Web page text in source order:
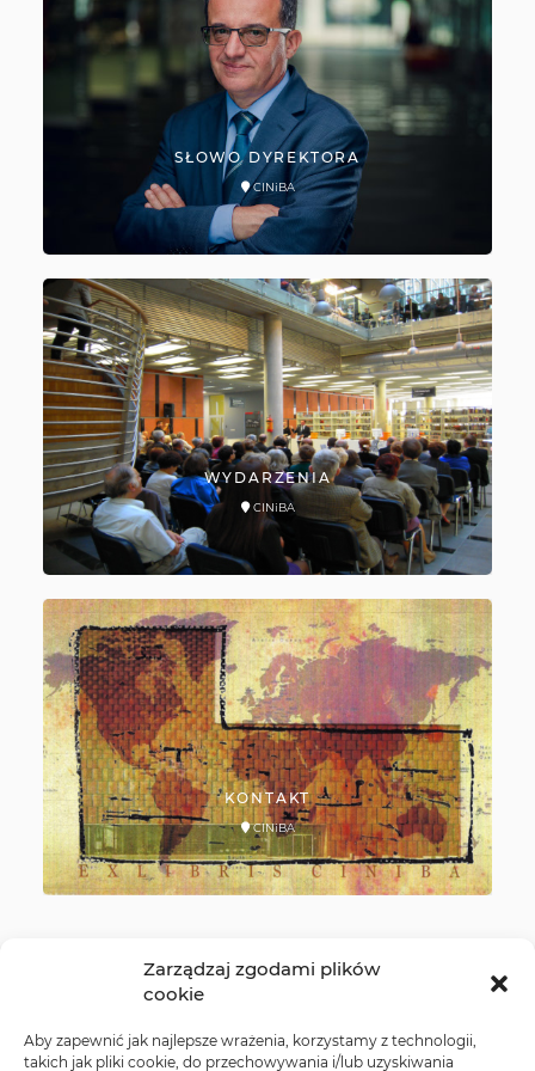
Zarządzaj zgodami plików
cookie
Aby zapewnić jak najlepsze wrażenia, korzystamy z technologii,
takich jak pliki cookie, do przechowywania i/lub uzyskiwania
SŁOWO DYREKTORA
CINiBA
WYDARZENIA
CINiBA
KONTAKT
CINiBA